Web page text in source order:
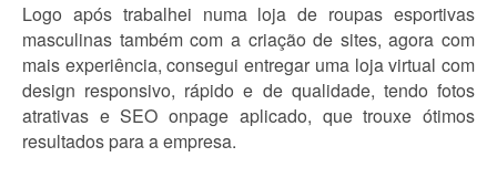
Logo após trabalhei numa loja de roupas esportivas
masculinas também com a criação de sites, agora com
mais experiência, consegui entregar uma loja virtual com
design responsivo, rápido e de qualidade, tendo fotos
atrativas e SEO onpage aplicado, que trouxe ótimos
resultados para a empresa.